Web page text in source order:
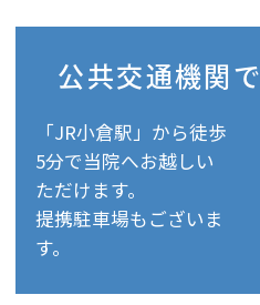
公共交通機関で
「JR小倉駅」から徒歩
5分で当院へお越しい
ただけます。
提携駐車場もございま
す。